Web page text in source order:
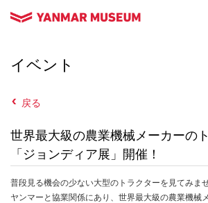
イベント
戻る
世界最大級の農業機械メーカーの
「ジョンディア展」開催！
普段見る機会の少ない大型のトラクターを見てみま
ヤンマーと協業関係にあり、世界最大級の農業機械